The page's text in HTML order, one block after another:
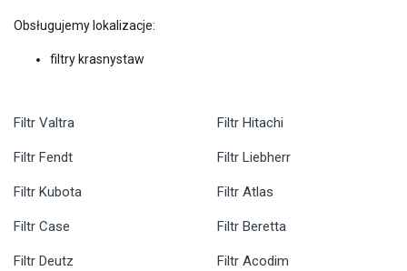
Obsługujemy lokalizacje:
filtry krasnystaw
Filtr Valtra
Filtr Fendt
Filtr Kubota
Filtr Case
Filtr Deutz
Filtr Hitachi
Filtr Liebherr
Filtr Atlas
Filtr Beretta
Filtr Acodim